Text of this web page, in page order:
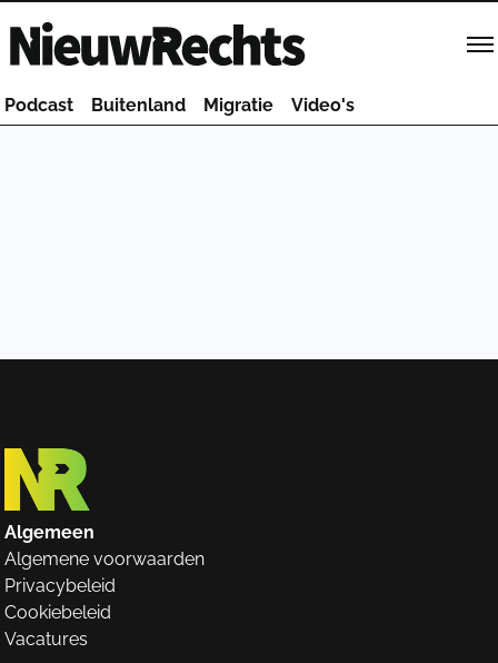
Homepage van NieuwRechts
Podcast Buitenland Migratie Video's
Algemeen
Algemene voorwaarden
Privacybeleid
Cookiebeleid
Vacatures